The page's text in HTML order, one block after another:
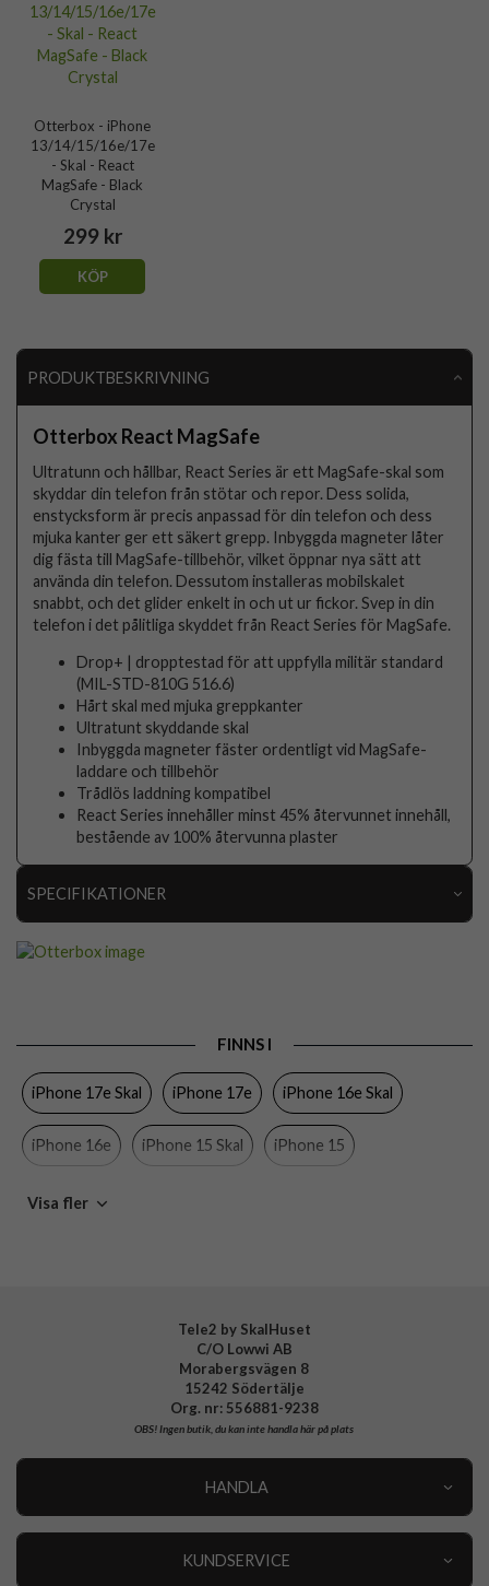
Otterbox - iPhone
13/14/15/16e/17e
- Skal - React
MagSafe - Black
Crystal
299 kr
KÖP
PRODUKTBESKRIVNING
Otterbox React MagSafe
Ultratunn och hållbar, React Series är ett MagSafe-skal som
skyddar din telefon från stötar och repor. Dess solida,
enstycksform är precis anpassad för din telefon och dess
mjuka kanter ger ett säkert grepp. Inbyggda magneter låter
dig fästa till MagSafe-tillbehör, vilket öppnar nya sätt att
använda din telefon. Dessutom installeras mobilskalet
snabbt, och det glider enkelt in och ut ur fickor. Svep in din
telefon i det pålitliga skyddet från React Series för MagSafe.
Drop+ | dropptestad för att uppfylla militär standard
(MIL-STD-810G 516.6)
Hårt skal med mjuka greppkanter
Ultratunt skyddande skal
Inbyggda magneter fäster ordentligt vid MagSafe-
laddare och tillbehör
Trådlös laddning kompatibel
React Series innehåller minst 45% återvunnet innehåll,
bestående av 100% återvunna plaster
SPECIFIKATIONER
Egenskaper MagSafe-kompatibel, Stöttålig
Färg Genomskinlig, Lila
Material Hårdplast (PC), Mjukplast (TPU)
Varumärke
FINNS I
iPhone 17e Skal iPhone 17e iPhone 16e Skal
iPhone 16e iPhone 15 Skal iPhone 15
iPhone 14 Skal
Visa fler
Tele2 by SkalHuset
C/O Lowwi AB
Morabergsvägen 8
15242 Södertälje
Org. nr: 556881-9238
OBS!Ingen butik, du kan inte handla här på plats
HANDLA
KUNDSERVICE